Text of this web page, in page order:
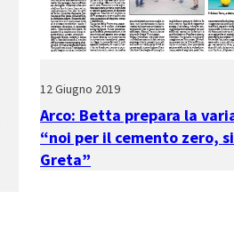
12 Giugno 2019
Arco: Betta prepara la
“noi per il cemento zero,
Greta”